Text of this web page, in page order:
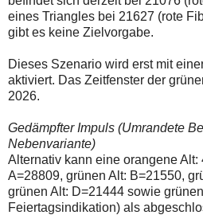
eines Triangles bei 21627 (rote
gibt es keine Zielvorgabe.
Dieses Szenario wird erst mit
aktiviert. Das Zeitfenster der
2026.
Gedämpfter Impuls (Umrandete
Nebenvariante)
Alternativ kann eine orangene Alt:
A=28809, grünen Alt: B=21550,
grünen Alt: D=21444 sowie
Feiertagsindikation) als